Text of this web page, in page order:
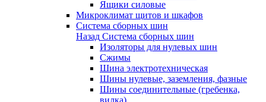
Ящики силовые
Микроклимат щитов и шкафов
Система сборных шин
Назад Система сборных шин
Изоляторы для нулевых шин
Сжимы
Шина электротехническая
Шины нулевые, заземления, фазные
Шины соединительные (гребенка,
вилка)